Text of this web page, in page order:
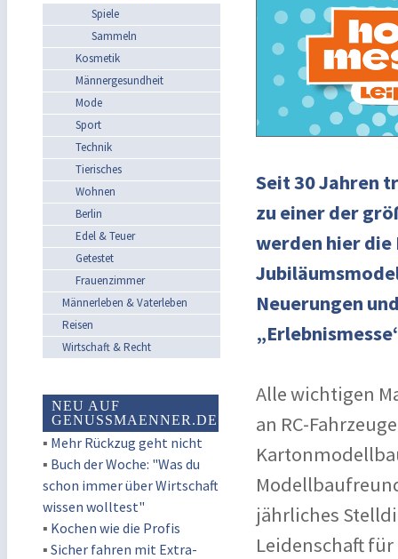
Spiele
Sammeln
Kosmetik
Männergesundheit
Mode
Sport
Technik
Tierisches
Wohnen
Berlin
Edel & Teuer
Getestet
Frauenzimmer
Männerleben & Vaterleben
Reisen
Wirtschaft & Recht
NEU AUF
GENUSSMAENNER.DE
▪ Mehr Rückzug geht nicht
▪ Buch der Woche: "Was du
schon immer über Wirtschaft
wissen wolltest"
▪ Kochen wie die Profis
▪ Sicher fahren mit Extra-
Seit 30 Jahren
zu einer der
werden hier
Neuerungen
Alle wichtigen
an RC-
jährliches
Leidenschaft